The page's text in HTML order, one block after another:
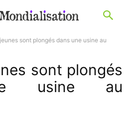
sont plongés dans une usine au
sont plongés
usine au